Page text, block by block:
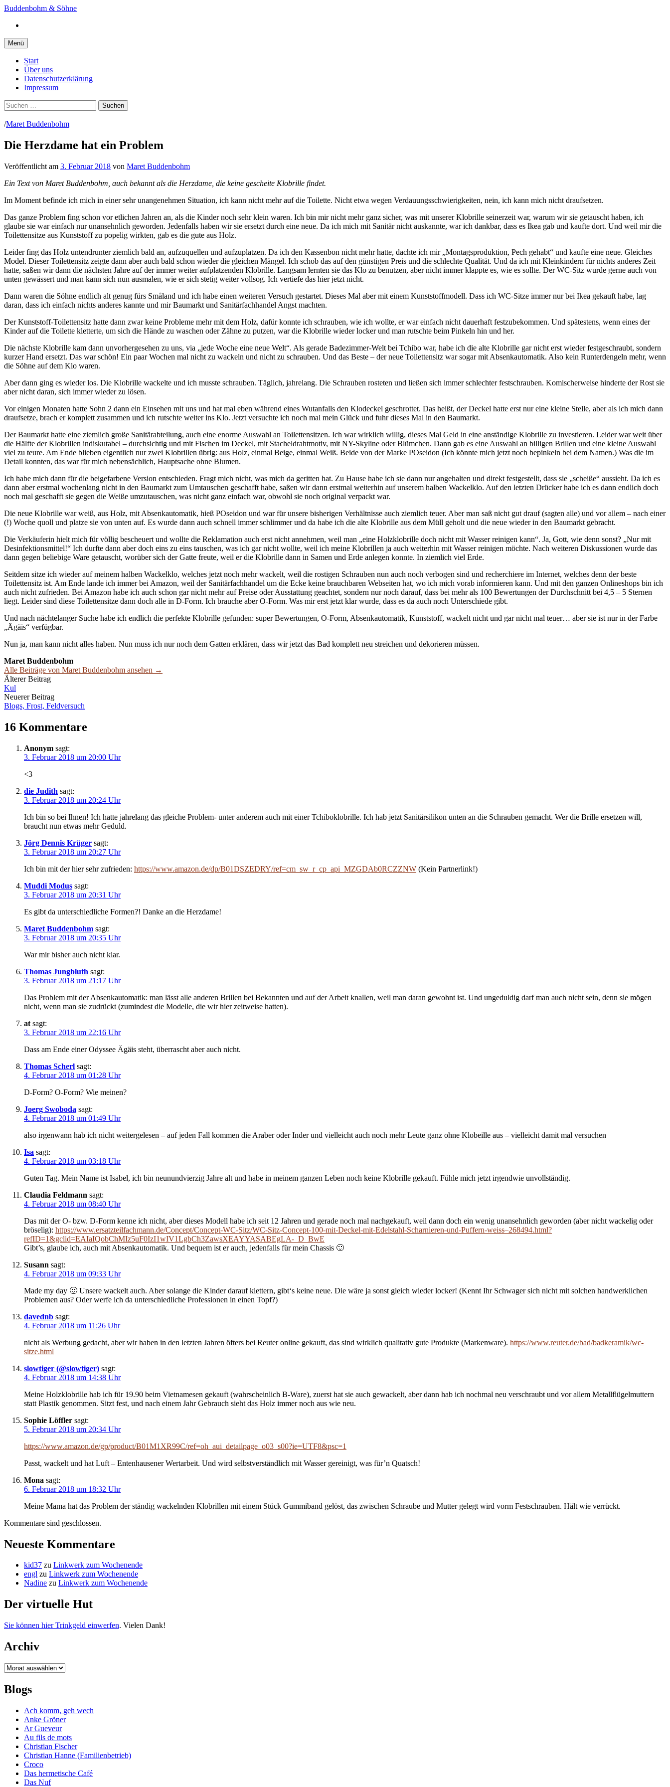
Springe
Inhalt
Buddenbohm & Söhne
Menü
Start
Über uns
Datenschutzerklärung
Impressum
Suchen
nach:
/Maret Buddenbohm
Die Herzdame hat ein Problem
Veröffentlicht am 3. Februar 2018 von Maret Buddenbohm
Ein Text von Maret Buddenbohm, auch bekannt als die Herzdame, die keine gescheite Klobrille findet.
Im Moment befinde ich mich in einer sehr unangenehmen Situation, ich kann nicht mehr auf die Toilette. Nicht etwa wegen Verdauungsschwierigkeiten, nein, ich kann mich nicht draufsetzen.
Das ganze Problem fing schon vor etlichen Jahren an, als die Kinder noch sehr klein waren. Ich bin mir nicht mehr ganz sicher, was mit unserer Klobrille seinerzeit war, warum wir sie getauscht haben, ich
glaube sie war einfach nur unansehnlich geworden. Jedenfalls haben wir sie ersetzt durch eine neue. Da ich mich mit Sanitär nicht auskannte, war ich dankbar, dass es Ikea gab und kaufte dort. Und weil mir die
Toilettensitze aus Kunststoff zu popelig wirkten, gab es die gute aus Holz.
Leider fing das Holz untendrunter ziemlich bald an, aufzuquellen und aufzuplatzen. Da ich den Kassenbon nicht mehr hatte, dachte ich mir „Montagsproduktion, Pech gehabt“ und kaufte eine neue. Gleiches
Model. Dieser Toilettensitz zeigte dann aber auch bald schon wieder die gleichen Mängel. Ich schob das auf den günstigen Preis und die schlechte Qualität. Und da ich mit Kleinkindern für nichts anderes Zeit
hatte, saßen wir dann die nächsten Jahre auf der immer weiter aufplatzenden Klobrille. Langsam lernten sie das Klo zu benutzen, aber nicht immer klappte es, wie es sollte. Der WC-Sitz wurde gerne auch von
unten gewässert und man kann sich nun ausmalen, wie er sich stetig weiter vollsog. Ich vertiefe das hier jetzt nicht.
Dann waren die Söhne endlich alt genug fürs Småland und ich habe einen weiteren Versuch gestartet. Dieses Mal aber mit einem Kunststoffmodell. Dass ich WC-Sitze immer nur bei Ikea gekauft habe, lag
daran, dass ich einfach nichts anderes kannte und mir Baumarkt und Sanitärfachhandel Angst machten.
Der Kunststoff-Toilettensitz hatte dann zwar keine Probleme mehr mit dem Holz, dafür konnte ich schrauben, wie ich wollte, er war einfach nicht dauerhaft festzubekommen. Und spätestens, wenn eines der
Kinder auf die Toilette kletterte, um sich die Hände zu waschen oder Zähne zu putzen, war die Klobrille wieder locker und man rutschte beim Pinkeln hin und her.
Die nächste Klobrille kam dann unvorhergesehen zu uns, via „jede Woche eine neue Welt“. Als gerade Badezimmer-Welt bei Tchibo war, habe ich die alte Klobrille gar nicht erst wieder festgeschraubt, sondern
kurzer Hand ersetzt. Das war schön! Ein paar Wochen mal nicht zu wackeln und nicht zu schrauben. Und das Beste – der neue Toilettensitz war sogar mit Absenkautomatik. Also kein Runterdengeln mehr, wenn
die Söhne auf dem Klo waren.
Aber dann ging es wieder los. Die Klobrille wackelte und ich musste schrauben. Täglich, jahrelang. Die Schrauben rosteten und ließen sich immer schlechter festschrauben. Komischerweise hinderte der Rost sie
aber nicht daran, sich immer wieder zu lösen.
Vor einigen Monaten hatte Sohn 2 dann ein Einsehen mit uns und hat mal eben während eines Wutanfalls den Klodeckel geschrottet. Das heißt, der Deckel hatte erst nur eine kleine Stelle, aber als ich mich dann
draufsetze, brach er komplett zusammen und ich rutschte weiter ins Klo. Jetzt versuchte ich noch mal mein Glück und fuhr dieses Mal in den Baumarkt.
Der Baumarkt hatte eine ziemlich große Sanitärabteilung, auch eine enorme Auswahl an Toilettensitzen. Ich war wirklich willig, dieses Mal Geld in eine anständige Klobrille zu investieren. Leider war weit über
die Hälfte der Klobrillen indiskutabel – durchsichtig und mit Fischen im Deckel, mit Stacheldrahtmotiv, mit NY-Skyline oder Blümchen. Dann gab es eine Auswahl an billigen Brillen und eine kleine Auswahl
viel zu teure. Am Ende blieben eigentlich nur zwei Klobrillen übrig: aus Holz, einmal Beige, einmal Weiß. Beide von der Marke POseidon (Ich könnte mich jetzt noch bepinkeln bei dem Namen.) Was die im
Detail konnten, das war für mich nebensächlich, Hauptsache ohne Blumen.
Ich habe mich dann für die beigefarbene Version entschieden. Fragt mich nicht, was mich da geritten hat. Zu Hause habe ich sie dann nur angehalten und direkt festgestellt, dass sie „scheiße“ aussieht. Da ich es
dann aber erstmal wochenlang nicht in den Baumarkt zum Umtauschen geschafft habe, saßen wir dann erstmal weiterhin auf unserem halben Wackelklo. Auf den letzten Drücker habe ich es dann endlich doch
noch mal geschafft sie gegen die Weiße umzutauschen, was nicht ganz einfach war, obwohl sie noch original verpackt war.
Die neue Klobrille war weiß, aus Holz, mit Absenkautomatik, hieß POseidon und war für unsere bisherigen Verhältnisse auch ziemlich teuer. Aber man saß nicht gut drauf (sagten alle) und vor allem – nach einer
(!) Woche quoll und platze sie von unten auf. Es wurde dann auch schnell immer schlimmer und da habe ich die alte Klobrille aus dem Müll geholt und die neue wieder in den Baumarkt gebracht.
Die Verkäuferin hielt mich für völlig bescheuert und wollte die Reklamation auch erst nicht annehmen, weil man „eine Holzklobrille doch nicht mit Wasser reinigen kann“. Ja, Gott, wie denn sonst? „Nur mit
Desinfektionsmittel!“ Ich durfte dann aber doch eins zu eins tauschen, was ich gar nicht wollte, weil ich meine Klobrillen ja auch weiterhin mit Wasser reinigen möchte. Nach weiteren Diskussionen wurde das
dann gegen beliebige Ware getauscht, worüber sich der Gatte freute, weil er die Klobrille dann in Samen und Erde anlegen konnte. In ziemlich viel Erde.
Seitdem sitze ich wieder auf meinem halben Wackelklo, welches jetzt noch mehr wackelt, weil die rostigen Schrauben nun auch noch verbogen sind und recherchiere im Internet, welches denn der beste
Toilettensitz ist. Am Ende lande ich immer bei Amazon, weil der Sanitärfachhandel um die Ecke keine brauchbaren Webseiten hat, wo ich mich vorab informieren kann. Und mit den ganzen Onlineshops bin ich
auch nicht zufrieden. Bei Amazon habe ich auch schon gar nicht mehr auf Preise oder Ausstattung geachtet, sondern nur noch darauf, dass bei mehr als 100 Bewertungen der Durchschnitt bei 4,5 – 5 Sternen
liegt. Leider sind diese Toilettensitze dann doch alle in D-Form. Ich brauche aber O-Form. Was mir erst jetzt klar wurde, dass es da auch noch Unterschiede gibt.
Und nach nächtelanger Suche habe ich endlich die perfekte Klobrille gefunden: super Bewertungen, O-Form, Absenkautomatik, Kunststoff, wackelt nicht und gar nicht mal teuer… aber sie ist nur in der Farbe
„Ägäis“ verfügbar.
Nun ja, man kann nicht alles haben. Nun muss ich nur noch dem Gatten erklären, dass wir jetzt das Bad komplett neu streichen und dekorieren müssen.
Maret Buddenbohm
Alle Beiträge von Maret Buddenbohm ansehen →
Beitrags-
Navigation
Älterer Beitrag
Kul
Neuerer Beitrag
Blogs, Frost, Feldversuch
16 Kommentare
Anonym sagt:
3. Februar 2018 um 20:00 Uhr
<3
die Judith sagt:
3. Februar 2018 um 20:24 Uhr
Ich bin so bei Ihnen! Ich hatte jahrelang das gleiche Problem- unter anderem auch mit einer Tchiboklobrille. Ich hab jetzt Sanitärsilikon unten an die Schrauben gemacht. Wer die Brille ersetzen will,
braucht nun etwas mehr Geduld.
Jörg Dennis Krüger sagt:
3. Februar 2018 um 20:27 Uhr
Ich bin mit der hier sehr zufrieden: https://www.amazon.de/dp/B01DSZEDRY/ref=cm_sw_r_cp_api_MZGDAb0RCZZNW (Kein Partnerlink!)
Muddi Modus sagt:
3. Februar 2018 um 20:31 Uhr
Es gibt da unterschiedliche Formen?! Danke an die Herzdame!
Maret Buddenbohm sagt:
3. Februar 2018 um 20:35 Uhr
War mir bisher auch nicht klar.
Thomas Jungbluth sagt:
3. Februar 2018 um 21:17 Uhr
Das Problem mit der Absenkautomatik: man lässt alle anderen Brillen bei Bekannten und auf der Arbeit knallen, weil man daran gewohnt ist. Und ungeduldig darf man auch nicht sein, denn sie mögen
nicht, wenn man sie zudrückt (zumindest die Modelle, die wir hier zeitweise hatten).
at sagt:
3. Februar 2018 um 22:16 Uhr
Dass am Ende einer Odyssee Ägäis steht, überrascht aber auch nicht.
Thomas Scherl sagt:
4. Februar 2018 um 01:28 Uhr
D-Form? O-Form? Wie meinen?
Joerg Swoboda sagt:
4. Februar 2018 um 01:49 Uhr
also irgenwann hab ich nicht weitergelesen – auf jeden Fall kommen die Araber oder Inder und vielleicht auch noch mehr Leute ganz ohne Klobeille aus – vielleicht damit mal versuchen
Isa sagt:
4. Februar 2018 um 03:18 Uhr
Guten Tag. Mein Name ist Isabel, ich bin neunundvierzig Jahre alt und habe in meinem ganzen Leben noch keine Klobrille gekauft. Fühle mich jetzt irgendwie unvollständig.
Claudia Feldmann sagt:
4. Februar 2018 um 08:40 Uhr
Das mit der O- bzw. D-Form kenne ich nicht, aber dieses Modell habe ich seit 12 Jahren und gerade noch mal nachgekauft, weil dann doch ein wenig unansehnlich geworden (aber nicht wackelig oder
bröselig): https://www.ersatzteilfachmann.de/Concept/Concept-WC-Sitz/WC-Sitz-Concept-100-mit-Deckel-mit-Edelstahl-Scharnieren-und-Puffern-weiss–268494.html?
refID=1&gclid=EAIaIQobChMIz5uF0IzI1wIV1LgbCh3ZawsXEAYYASABEgLA-_D_BwE
Gibt’s, glaube ich, auch mit Absenkautomatik. Und bequem ist er auch, jedenfalls für mein Chassis 🙂
Susann sagt:
4. Februar 2018 um 09:33 Uhr
Made my day 🙂 Unsere wackelt auch. Aber solange die Kinder darauf klettern, gibt‘s keine neue. Die wäre ja sonst gleich wieder locker! (Kennt Ihr Schwager sich nicht mit solchen handwerklichen
Problemen aus? Oder werfe ich da unterschiedliche Professionen in einen Topf?)
davednb sagt:
4. Februar 2018 um 11:26 Uhr
nicht als Werbung gedacht, aber wir haben in den letzten Jahren öfters bei Reuter online gekauft, das sind wirklich qualitativ gute Produkte (Markenware). https://www.reuter.de/bad/badkeramik/wc-
sitze.html
slowtiger (@slowtiger) sagt:
4. Februar 2018 um 14:38 Uhr
Meine Holzklobrille hab ich für 19.90 beim Vietnamesen gekauft (wahrscheinlich B-Ware), zuerst hat sie auch gewackelt, aber dann hab ich nochmal neu verschraubt und vor allem Metallflügelmuttern
statt Plastik genommen. Sitzt fest, und nach einem Jahr Gebrauch sieht das Holz immer noch aus wie neu.
Sophie Löffler sagt:
5. Februar 2018 um 20:34 Uhr
https://www.amazon.de/gp/product/B01M1XR99C/ref=oh_aui_detailpage_o03_s00?ie=UTF8&psc=1
Passt, wackelt und hat Luft – Entenhausener Wertarbeit. Und wird selbstverständlich mit Wasser gereinigt, was für’n Quatsch!
Mona sagt:
6. Februar 2018 um 18:32 Uhr
Meine Mama hat das Problem der ständig wackelnden Klobrillen mit einem Stück Gummiband gelöst, das zwischen Schraube und Mutter gelegt wird vorm Festschrauben. Hält wie verrückt.
Kommentare sind geschlossen.
Neueste Kommentare
kid37 zu Linkwerk zum Wochenende
engl zu Linkwerk zum Wochenende
Nadine zu Linkwerk zum Wochenende
Der virtuelle Hut
Sie können hier Trinkgeld einwerfen. Vielen Dank!
Archiv
Archiv
Blogs
Ach komm, geh wech
Anke Gröner
Ar Gueveur
Au fils de mots
Christian Fischer
Christian Hanne (Familienbetrieb)
Croco
Das hermetische Café
Das Nuf